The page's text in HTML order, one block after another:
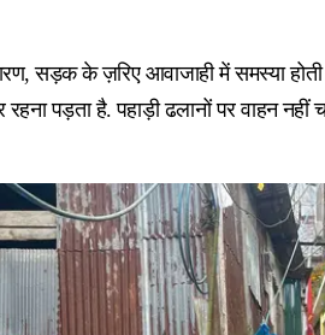
सड़क के ज़रिए आवाजाही में समस्या
पड़ता है. पहाड़ी ढलानों पर वाहन